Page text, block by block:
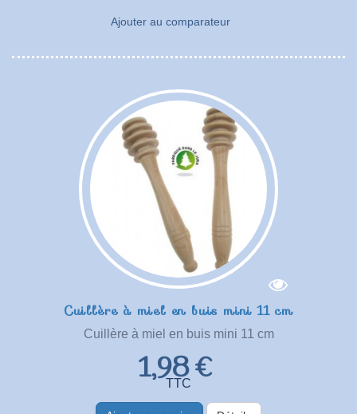
Ajouter au comparateur
Cuillère à miel en buis mini 11 cm
Cuillère à miel en buis mini 11 cm
1,98 €
TTC